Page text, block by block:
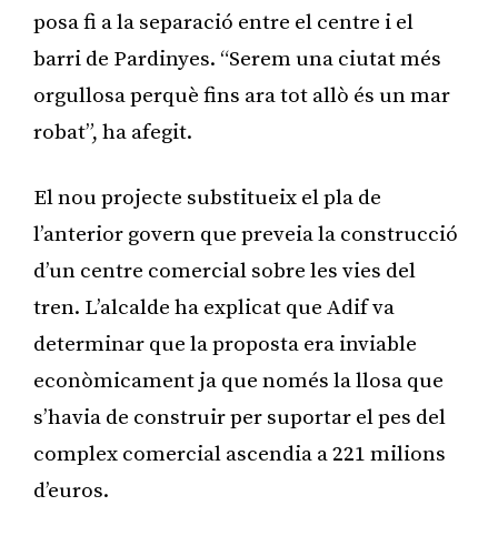
posa fi a la separació entre el centre i el
barri de Pardinyes. “Serem una ciutat més
orgullosa perquè fins ara tot allò és un mar
robat”, ha afegit.
El nou projecte substitueix el pla de
l’anterior govern que preveia la construcció
d’un centre comercial sobre les vies del
tren. L’alcalde ha explicat que Adif va
determinar que la proposta era inviable
econòmicament ja que només la llosa que
s’havia de construir per suportar el pes del
complex comercial ascendia a 221 milions
d’euros.